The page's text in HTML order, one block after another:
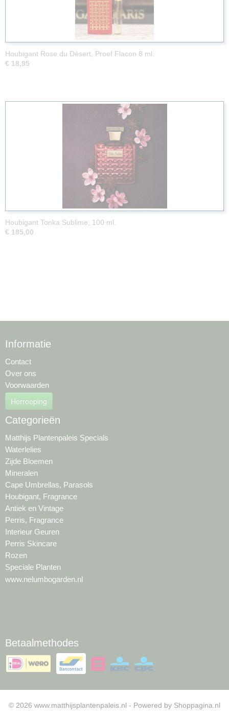
Houbigant Rose du Désert, Proef Flacon 8 ml.
€ 18,95
Houbigant Tonka Sublime, 100 ml.
€ 185,00
Informatie
Contact
Over ons
Voorwaarden
Herroeping
Categorieën
Matthijs Plantenpaleis Specials
Waterlelies
Zijde Bloemen
Mineralen
Cape Umbrellas, Parasols
Houbigant, Fragrance
Antiek en Vintage
Perris, Fragrance
Interieur Geuren
Perris Skincare
Rozen
Speciale Planten
www.nelumbogarden.nl
Betaalmethodes
© 2026 www.matthijsplantenpaleis.nl - Powered by Shoppagina.nl